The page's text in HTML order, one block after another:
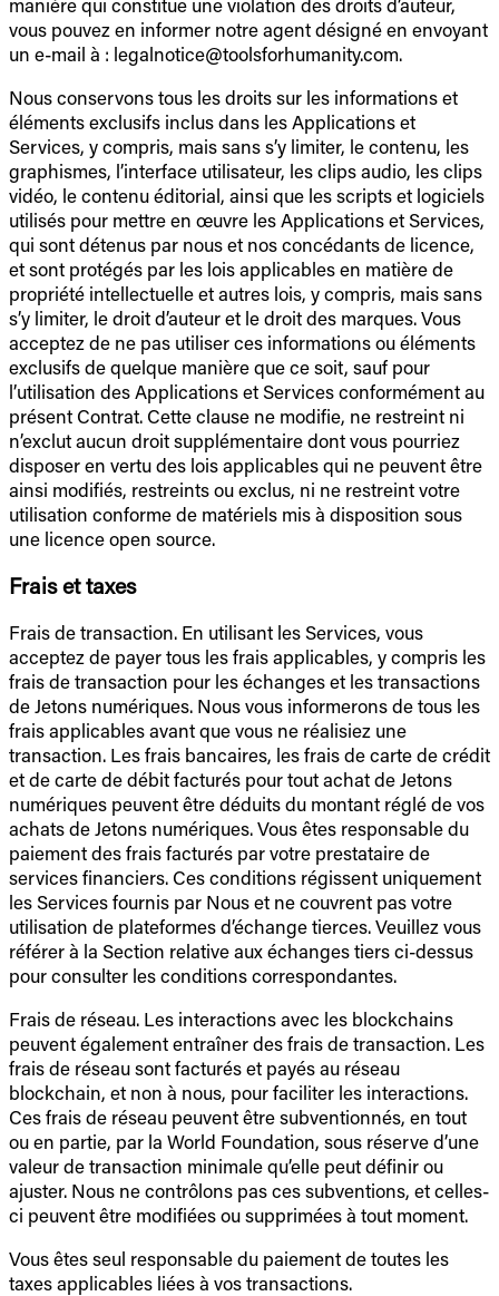
vous pouvez en informer notre agent désigné en envoyant
un e-mail à : legalnotice@toolsforhumanity.com.
Nous conservons tous les droits sur les informations et
éléments exclusifs inclus dans les Applications et
Services, y compris, mais sans s’y limiter, le contenu, les
graphismes, l’interface utilisateur, les clips audio, les clips
vidéo, le contenu éditorial, ainsi que les scripts et logiciels
utilisés pour mettre en œuvre les Applications et Services,
qui sont détenus par nous et nos concédants de licence,
et sont protégés par les lois applicables en matière de
propriété intellectuelle et autres lois, y compris, mais sans
s’y limiter, le droit d’auteur et le droit des marques. Vous
acceptez de ne pas utiliser ces informations ou éléments
exclusifs de quelque manière que ce soit, sauf pour
l’utilisation des Applications et Services conformément au
présent Contrat. Cette clause ne modifie, ne restreint ni
n’exclut aucun droit supplémentaire dont vous pourriez
disposer en vertu des lois applicables qui ne peuvent être
ainsi modifiés, restreints ou exclus, ni ne restreint votre
utilisation conforme de matériels mis à disposition sous
une licence open source.
Frais et taxes
Frais de transaction. En utilisant les Services, vous
acceptez de payer tous les frais applicables, y compris les
frais de transaction pour les échanges et les transactions
de Jetons numériques. Nous vous informerons de tous les
frais applicables avant que vous ne réalisiez une
transaction. Les frais bancaires, les frais de carte de crédit
et de carte de débit facturés pour tout achat de Jetons
numériques peuvent être déduits du montant réglé de vos
achats de Jetons numériques. Vous êtes responsable du
paiement des frais facturés par votre prestataire de
services financiers. Ces conditions régissent uniquement
les Services fournis par Nous et ne couvrent pas votre
utilisation de plateformes d’échange tierces. Veuillez vous
référer à la Section relative aux échanges tiers ci-dessus
pour consulter les conditions correspondantes.
Frais de réseau. Les interactions avec les blockchains
peuvent également entraîner des frais de transaction. Les
frais de réseau sont facturés et payés au réseau
blockchain, et non à nous, pour faciliter les interactions.
Ces frais de réseau peuvent être subventionnés, en tout
ou en partie, par la World Foundation, sous réserve d’une
valeur de transaction minimale qu’elle peut définir ou
ajuster. Nous ne contrôlons pas ces subventions, et celles-
ci peuvent être modifiées ou supprimées à tout moment.
Vous êtes seul responsable du paiement de toutes les
taxes applicables liées à vos transactions.